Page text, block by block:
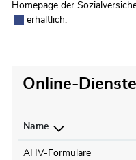
Homepage der
erhältlich.
Online-Dienste
Name
AHV-Formulare